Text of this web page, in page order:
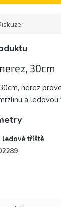
30cm
nerez
a ledovou
tříště